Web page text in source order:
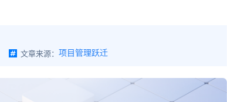
文章来源： 项目管理跃迁